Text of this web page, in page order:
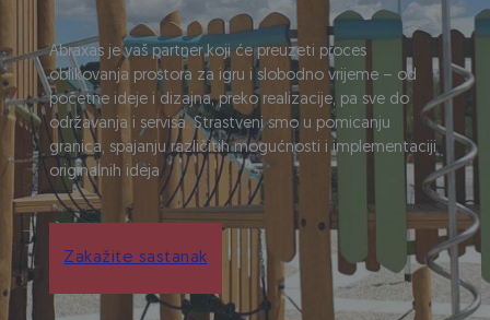
Abraxas je vaš partner koji će preuzeti proces
oblikovanja prostora za igru i slobodno vrijeme – od
početne ideje i dizajna, preko realizacije, pa sve do
održavanja i servisa. Strastveni smo u pomicanju
granica, spajanju različitih mogućnosti i implementaciji
originalnih ideja
Zakažite sastanak